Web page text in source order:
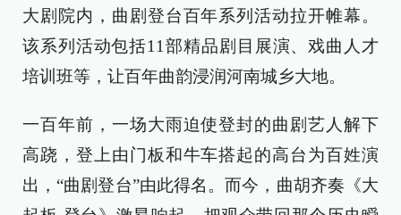
大剧院内，曲剧登台百年系列活动拉开帷幕。
该系列活动包括11部精品剧目展演、戏曲人才
培训班等，让百年曲韵浸润河南城乡大地。
一百年前，一场大雨迫使登封的曲剧艺人解下
高跷，登上由门板和牛车搭起的高台为百姓演
出，“曲剧登台”由此得名。而今，曲胡齐奏《大